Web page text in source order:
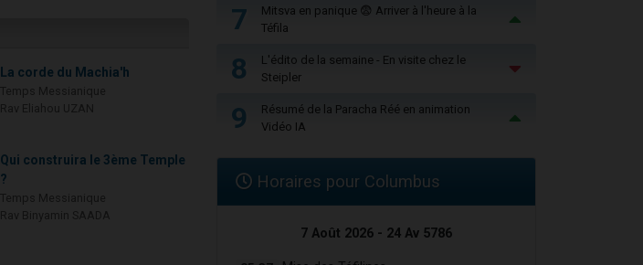
La corde du Machia'h
Qui construira le 3ème Temple
?
7
Mitsva en panique 😨 Arriver à l'heure à la
Téfila
8
L'édito de la semaine - En visite chez le
Steipler
9
Résumé de la Paracha Réé en animation
Vidéo IA
Horaires pour Columbus
7 Août 2026 - 24 Av 5786